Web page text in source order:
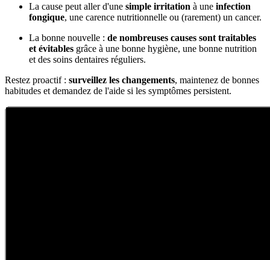
La cause peut aller d'une simple irritation à une infection
fongique, une carence nutritionnelle ou (rarement) un cancer.
La bonne nouvelle : de nombreuses causes sont traitables
et évitables grâce à une bonne hygiène, une bonne nutrition
et des soins dentaires réguliers.
Restez proactif : surveillez les changements, maintenez de bonnes
habitudes et demandez de l'aide si les symptômes persistent.